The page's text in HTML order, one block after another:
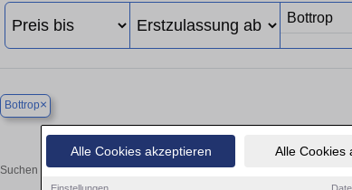
Alle Cookies akzeptieren Alle Cookies
Einstellungen
Bottrop×
Finden Sie in
Suchen Sie in Bottrop einen Honda CR-V Gebrauchtwagen?
von